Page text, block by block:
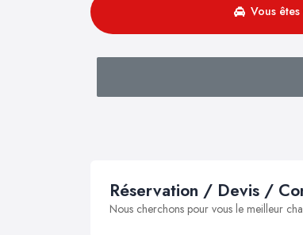
Vous
Réservation / Devis /
Nous cherchons pour vous le meilleur